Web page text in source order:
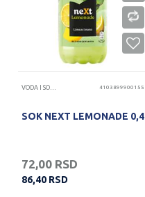
VODA I SOKOVI 4103899900155
SOK NEXT LEMONADE 0,4
72,00 RSD
86,40 RSD